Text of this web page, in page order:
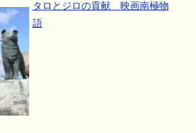
タロとジロの貢献 映画南極物
語